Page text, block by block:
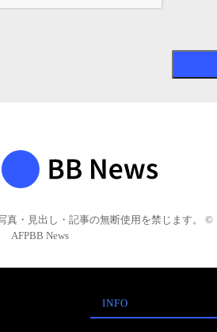
真・見出し・記事の無断使用を禁じます。 ©
AFPBB News
INFO